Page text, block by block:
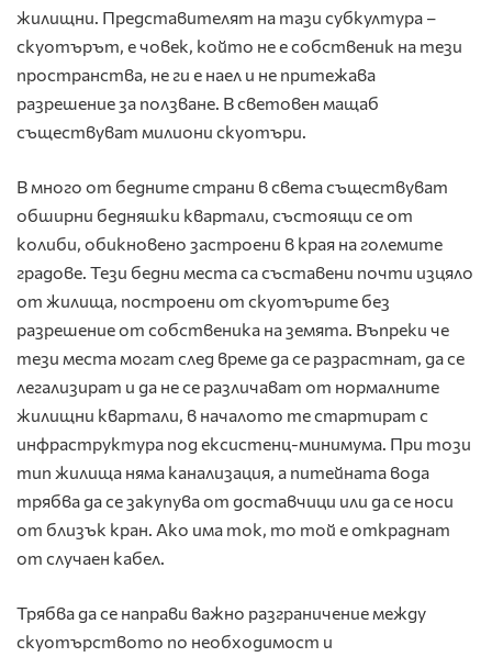
жилищни. Представителят на тази субкултура –
скуотърът, е човек, който не е собственик на тези
пространства, не ги е наел и не притежава
разрешение за ползване. В световен мащаб
съществуват милиони скуотъри.
В много от бедните страни в света съществуват
обширни бедняшки квартали, състоящи се от
колиби, обикновено застроени в края на големите
градове. Тези бедни места са съставени почти изцяло
от жилища, построени от скуотърите без
разрешение от собственика на земята. Въпреки че
тези места могат след време да се разрастнат, да се
легализират и да не се различават от нормалните
жилищни квартали, в началото те стартират с
инфраструктура под ексистенц-минимума. При този
тип жилища няма канализация, а питейната вода
трябва да се закупува от доставчици или да се носи
от близък кран. Ако има ток, то той е откраднат
от случаен кабел.
Трябва да се направи важно разграничение между
скуотърството по необходимост и